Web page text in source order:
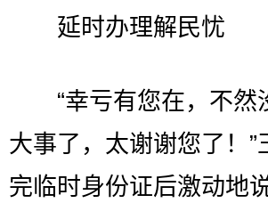
延时办理解民忧
“幸亏有您在，不然
大事了，太谢谢您了！
完临时身份证后激动地